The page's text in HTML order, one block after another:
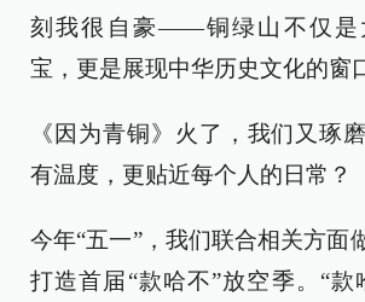
刻我很自豪——铜绿山不仅是
宝，更是展现中华历史文化的窗
《因为青铜》火了，我们又琢
有温度，更贴近每个人的日常？
今年“五一”，我们联合相关方
打造首届“款哈不”放空季。“款